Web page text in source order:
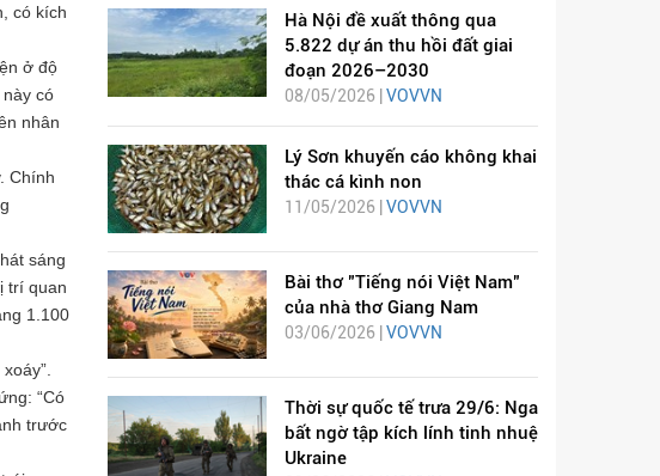
có kích
ở độ
có
nhân
Chính
sáng
trí quan
1.100
“Có
trước
Hà Nội đề xuất thông qua
5.822 dự án thu hồi đất giai
đoạn 2026–2030
08/05/2026 | VOVVN
Lý Sơn khuyến cáo không khai
thác cá kình non
11/05/2026 | VOVVN
Bài thơ "Tiếng nói Việt Nam"
của nhà thơ Giang Nam
03/06/2026 | VOVVN
Thời sự quốc tế trưa 29/6: Nga
bất ngờ tập kích lính tinh nhuệ
Ukraine